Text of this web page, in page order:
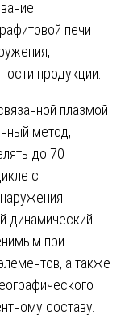
печи
продукции.
плазмой
метод,
до 70
с
динамический
при
а также
составу.